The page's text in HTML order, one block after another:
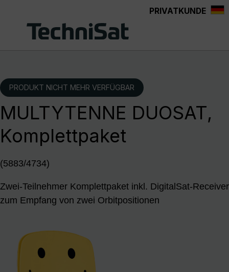
PRIVATKUNDE
PRODUKT NICHT MEHR VERFÜGBAR
MULTYTENNE DUOSAT,
Komplettpaket
(5883/4734)
Zwei-Teilnehmer Komplettpaket inkl. DigitalSat-Receiver
zum Empfang von zwei Orbitpositionen